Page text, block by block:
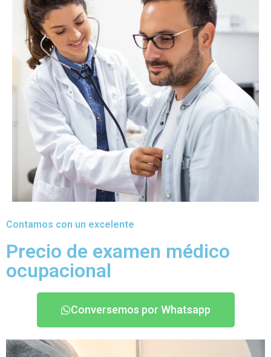
Contamos con un excelente
Precio de examen médico
ocupacional
Conversemos por Whatsapp